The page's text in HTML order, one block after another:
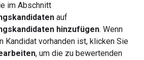
im Abschnitt
auf
hinzufügen. Wenn
Kandidat vorhanden ist, klicken Sie
, um die zu bewertenden